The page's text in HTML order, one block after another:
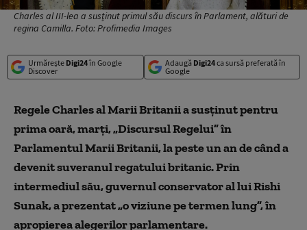
Charles al III-lea a susținut primul său discurs în Parlament, alături de
regina Camilla. Foto: Profimedia Images
Urmărește Digi24în Google
Discover
Adaugă Digi24ca sursă preferată în
Google
Regele Charles al Marii Britanii a susținut pentru
prima oară, marți, „Discursul Regelui” în
Parlamentul Marii Britanii, la peste un an de când a
devenit suveranul regatului britanic. Prin
intermediul său, guvernul conservator al lui Rishi
Sunak, a prezentat „o viziune pe termen lung”, în
apropierea alegerilor parlamentare.